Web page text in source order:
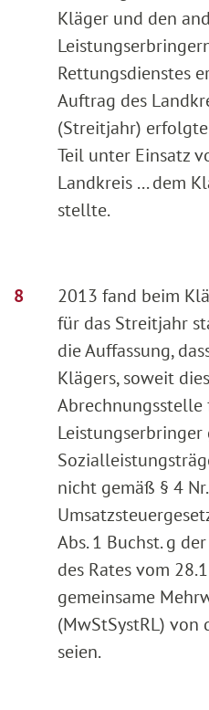
Kläger und den
Rettungsdienstes
Auftrag des
(Streitjahr)
Teil unter Einsatz
Landkreis ... dem
stellte.
2013 fand beim
für das Streitjahr
die Auffassung,
Klägers, soweit
Abrechnungsstelle
nicht gemäß § 4
Abs. 1 Buchst. g
des Rates vom
gemeinsame
(MwStSystRL) von
seien.